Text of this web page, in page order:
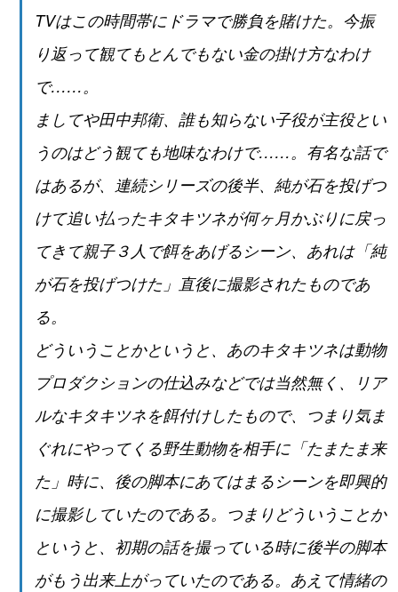
TVはこの時間帯にドラマで勝負を賭けた。今振
り返って観てもとんでもない金の掛け方なわけ
で……。
ましてや田中邦衛、誰も知らない子役が主役とい
うのはどう観ても地味なわけで……。有名な話で
はあるが、連続シリーズの後半、純が石を投げつ
けて追い払ったキタキツネが何ヶ月かぶりに戻っ
てきて親子３人で餌をあげるシーン、あれは「純
が石を投げつけた」直後に撮影されたものであ
る。
どういうことかというと、あのキタキツネは動物
プロダクションの仕込みなどでは当然無く、リア
ルなキタキツネを餌付けしたもので、つまり気ま
ぐれにやってくる野生動物を相手に「たまたま来
た」時に、後の脚本にあてはまるシーンを即興的
に撮影していたのである。つまりどういうことか
というと、初期の話を撮っている時に後半の脚本
がもう出来上がっていたのである。あえて情緒の